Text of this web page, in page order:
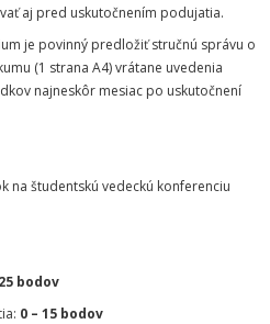
aj pred uskutočnením podujatia.
je povinný predložiť stručnú správu o
(1 strana A4) vrátane uvedenia
najneskôr mesiac po uskutočnení
na študentskú vedeckú konferenciu
bodov
0 – 15 bodov